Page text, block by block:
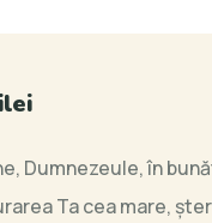
Dumnezeule, în
Ta cea mare,